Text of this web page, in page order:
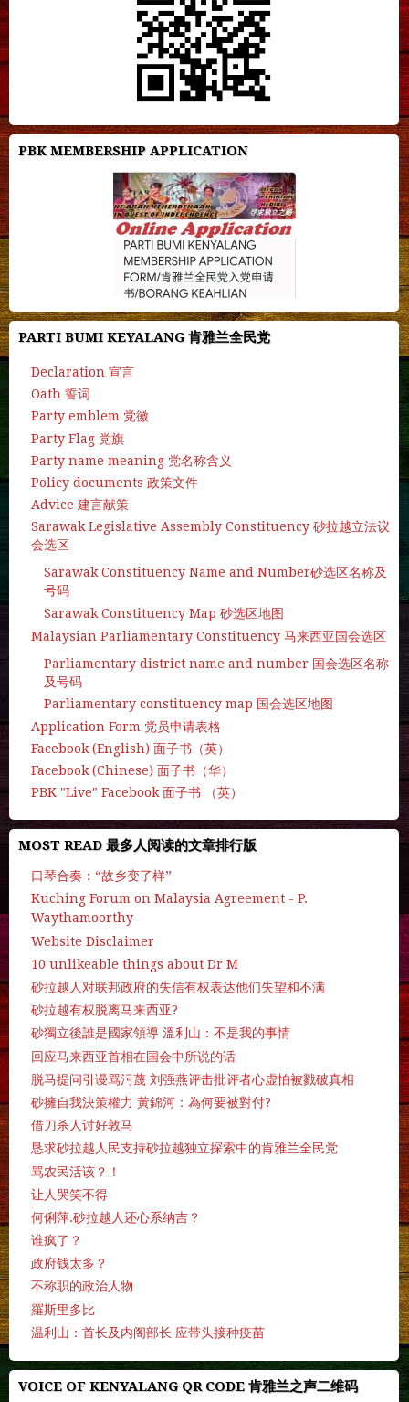
PBK MEMBERSHIP APPLICATION
PARTI BUMI KEYALANG 肯雅兰全民党
Declaration 宣言
Oath 誓词
Party emblem 党徽
Party Flag 党旗
Party name meaning 党名称含义
Policy documents 政策文件
Advice 建言献策
Sarawak Legislative Assembly Constituency 砂拉越立法议
会选区
Sarawak Constituency Name and Number砂选区名称及
号码
Sarawak Constituency Map 砂选区地图
Malaysian Parliamentary Constituency 马来西亚国会选区
Parliamentary district name and number 国会选区名称
及号码
Parliamentary constituency map 国会选区地图
Application Form 党员申请表格
Facebook (English) 面子书（英）
Facebook (Chinese) 面子书（华）
PBK "Live" Facebook 面子书 （英）
MOST READ 最多人阅读的文章排行版
口琴合奏：“故乡变了样”
Kuching Forum on Malaysia Agreement - P.
Waythamoorthy
Website Disclaimer
10 unlikeable things about Dr M
砂拉越人对联邦政府的失信有权表达他们失望和不满
砂拉越有权脱离马来西亚?
砂獨立後誰是國家領導 溫利山：不是我的事情
回应马来西亚首相在国会中所说的话
脱马提问引谩骂污蔑 刘强燕评击批评者心虚怕被戮破真相
砂擁自我決策權力 黃錦河：為何要被對付?
借刀杀人讨好敦马
恳求砂拉越人民支持砂拉越独立探索中的肯雅兰全民党
骂农民活该？！
让人哭笑不得
何俐萍.砂拉越人还心系纳吉？
谁疯了？
政府钱太多？
不称职的政治人物
羅斯里多比
温利山：首长及内阁部长 应带头接种疫苗
VOICE OF KENYALANG QR CODE 肯雅兰之声二维码